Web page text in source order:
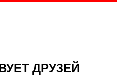
ДРУЗЕЙ